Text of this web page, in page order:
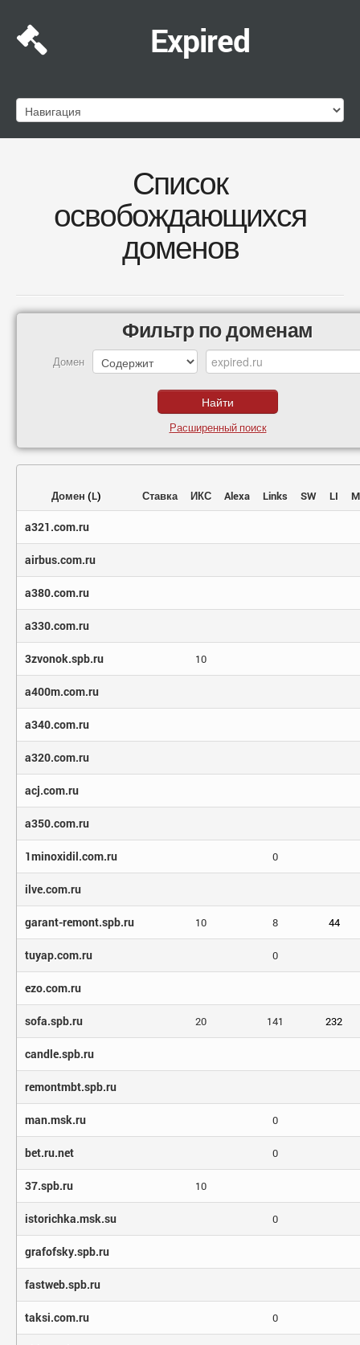
Expired
Список
освобождающихся
доменов
Фильтр по доменам
Домен
Расширенный поиск
Домен (L) Ставка ИКС Alexa Links SW LI
a321.com.ru
airbus.com.ru
a380.com.ru
a330.com.ru
3zvonok.spb.ru 10
a400m.com.ru
a340.com.ru
a320.com.ru
acj.com.ru
a350.com.ru
1minoxidil.com.ru 0
ilve.com.ru
garant-remont.spb.ru 10 8 44
tuyap.com.ru 0
ezo.com.ru
sofa.spb.ru 20 141 232
candle.spb.ru
remontmbt.spb.ru
man.msk.ru 0
bet.ru.net 0
37.spb.ru 10
istorichka.msk.su 0
grafofsky.spb.ru
fastweb.spb.ru
taksi.com.ru 0